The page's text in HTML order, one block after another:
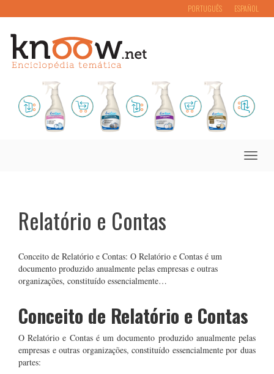
PORTUGUÊS ESPAÑOL
Toggle
Relatório e Contas
Conceito de Relatório e Contas: O Relatório e Contas é um
documento produzido anualmente pelas empresas e outras
organizações, constituído essencialmente…
Conceito de Relatório e Contas
O Relatório e Contas é um documento produzido anualmente pelas
empresas e outras organizações, constituído essencialmente por duas
partes: